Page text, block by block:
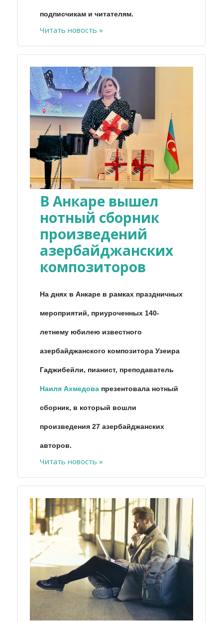
подписчикам и читателям.
Читать новость »
В Анкаре вышел
нотный сборник
произведений
азербайджанских
композиторов
На днях в Анкаре в рамках праздничных
мероприятий, приуроченных 140-
летнему юбилею известного
азербайджанского композитора Узеира
Гаджибейли, пианист, преподаватель
Наиля Ахмедова презентовала нотный
сборник, в который вошли
произведения 27 азербайджанских
авторов.
Читать новость »